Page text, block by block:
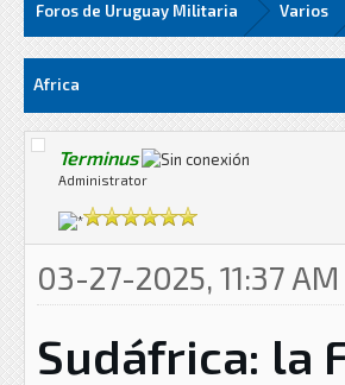
Foros de Uruguay Militaria Varios
Africa
Terminus
Administrator
03-27-2025, 11:37 AM
Sudáfrica: la